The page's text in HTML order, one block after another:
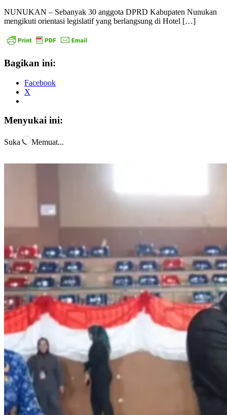
NUNUKAN – Sebanyak 30 anggota DPRD Kabupaten Nunukan
mengikuti orientasi legislatif yang berlangsung di Hotel […]
Bagikan ini:
Facebook
X
Menyukai ini:
Suka Memuat...